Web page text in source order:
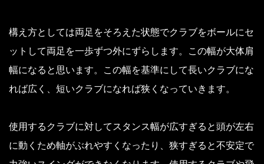
構え方としては両足をそろえた状態でクラブをボールにセ
ットして両足を一歩ずつ外にずらします。この幅が大体肩
幅になると思います。この幅を基準にして長いクラブにな
れば広く、短いクラブになれば狭くなっていきます。
使用するクラブに対してスタンス幅が広すぎると頭が左右
に動くため軸がぶれやすくなったり、狭すぎると不安定で